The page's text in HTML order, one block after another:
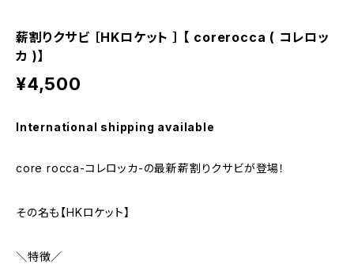
薪割りクサビ ［HKロケット ］ 【 corerocca ( コレロッ
カ )】
¥4,500
International shipping available
core rocca-コレロッカ-の最新薪割りクサビが登場！
その名も【HKロケット】
＼特徴／